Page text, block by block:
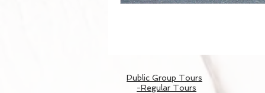
Public Group Tours
-Regular Tours